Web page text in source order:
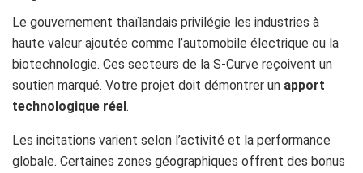
Le gouvernement thaïlandais privilégie les industries à
haute valeur ajoutée comme l’automobile électrique ou la
biotechnologie. Ces secteurs de la S-Curve reçoivent un
soutien marqué. Votre projet doit démontrer un apport
technologique réel.
Les incitations varient selon l’activité et la performance
globale. Certaines zones géographiques offrent des bonus